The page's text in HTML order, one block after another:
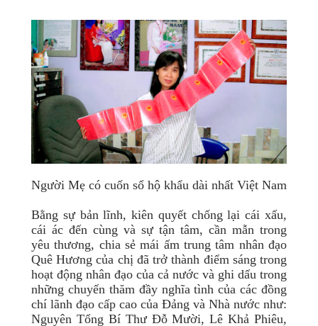
Người Mẹ có cuốn sổ hộ khẩu dài nhất Việt Nam
Bằng sự bản lĩnh, kiên quyết chống lại cái xấu,
cái ác đến cùng và sự tận tâm, cần mẫn trong
yêu thương, chia sẻ mái ấm trung tâm nhân đạo
Quê Hương của chị đã trở thành điểm sáng trong
hoạt động nhân đạo của cả nước và ghi dấu trong
những chuyến thăm đầy nghĩa tình của các đồng
chí lãnh đạo cấp cao của Đảng và Nhà nước như:
Nguyên Tổng Bí Thư Đỗ Mười, Lê Khả Phiêu,